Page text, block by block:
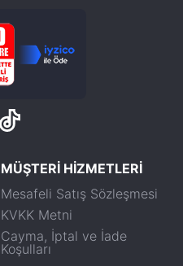
MÜŞTERİ HİZMETLERİ
Mesafeli Satış Sözleşmesi
KVKK Metni
Cayma, İptal ve İade
Koşulları